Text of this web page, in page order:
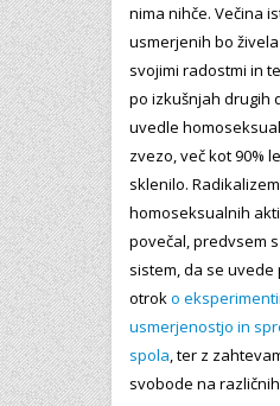
nima nihče. Večina
usmerjenih bo
svojimi radostmi in
po izkušnjah drugih
uvedle
zvezo, več kot 90%
sklenilo. Radikalizem
homoseksualnih
povečal, predvsem
sistem, da se uvede
otrok o
usmerjenostjo in
spola , ter z
svobode na